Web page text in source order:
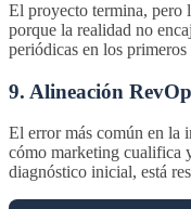
El proyecto termina, pero
porque la realidad no
periódicas en los
9. Alineación
El error más común en la
cómo marketing cualifica
diagnóstico inicial, está